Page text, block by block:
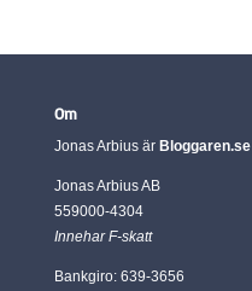
Om
Jonas Arbius är Bloggaren.se
Jonas Arbius AB
559000-4304
Innehar F-skatt
Bankgiro: 639-3656